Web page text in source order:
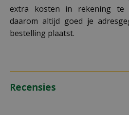
extra kosten in rekening te
daarom altijd goed je
bestelling plaatst.
Recensies